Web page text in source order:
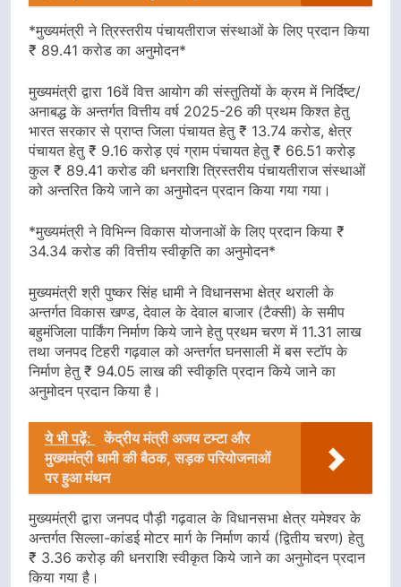
*मुख्यमंत्री ने त्रिस्तरीय पंचायतीराज संस्थाओं के लिए प्रदान किया
₹ 89.41 करोड का अनुमोदन*
मुख्यमंत्री द्वारा 16वें वित्त आयोग की संस्तुतियों के क्रम में निर्दिष्ट/
अनाबद्ध के अन्तर्गत वित्तीय वर्ष 2025-26 की प्रथम किश्त हेतु
भारत सरकार से प्राप्त जिला पंचायत हेतु ₹ 13.74 करोड, क्षेत्र
पंचायत हेतु ₹ 9.16 करोड़ एवं ग्राम पंचायत हेतु ₹ 66.51 करोड़
कुल ₹ 89.41 करोड की धनराशि त्रिस्तरीय पंचायतीराज संस्थाओं
को अन्तरित किये जाने का अनुमोदन प्रदान किया गया गया।
*मुख्यमंत्री ने विभिन्न विकास योजनाओं के लिए प्रदान किया ₹
34.34 करोड की वित्तीय स्वीकृति का अनुमोदन*
मुख्यमंत्री श्री पुष्कर सिंह धामी ने विधानसभा क्षेत्र थराली के
अन्तर्गत विकास खण्ड, देवाल के देवाल बाजार (टैक्सी) के समीप
बहुमंजिला पार्किंग निर्माण किये जाने हेतु प्रथम चरण में 11.31 लाख
तथा जनपद टिहरी गढ़वाल को अन्तर्गत घनसाली में बस स्टॉप के
निर्माण हेतु ₹ 94.05 लाख की स्वीकृति प्रदान किये जाने का
अनुमोदन प्रदान किया है।
ये भी पढ़ें:
केंद्रीय मंत्री अजय टम्टा और
मुख्यमंत्री धामी की बैठक, सड़क परियोजनाओं
पर हुआ मंथन
मुख्यमंत्री द्वारा जनपद पौड़ी गढ़वाल के विधानसभा क्षेत्र यमेश्वर के
अन्तर्गत सिल्ला-कांडई मोटर मार्ग के निर्माण कार्य (द्वितीय चरण) हेतु
₹ 3.36 करोड़ की धनराशि स्वीकृत किये जाने का अनुमोदन प्रदान
किया गया है।